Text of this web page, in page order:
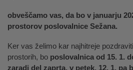
obveščamo vas, da bo v januarju
prostorov poslovalnice Sežana.
Ker vas želimo kar najhitreje
prostorih, bo poslovalnica od 15. 1.
zaradi del zaprta, v petek, 12. 1. pa